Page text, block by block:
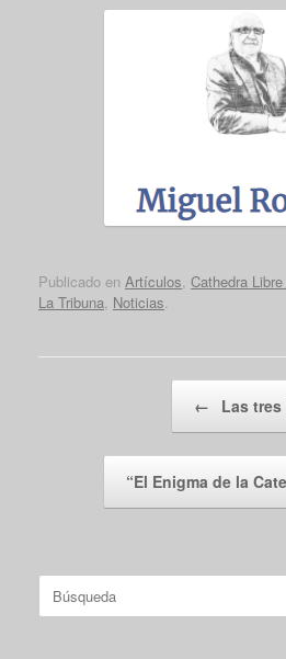
Publicado en Artículos Cathedra
La Tribuna Noticias
← Las tres
“El Enigma de la
Buscar: